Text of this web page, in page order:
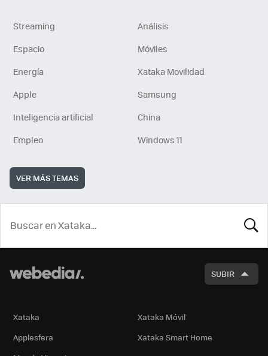
Streaming
Análisis
Espacio
Móviles
Energía
Xataka Movilidad
Apple
Samsung
Inteligencia artificial
China
Empleo
Windows 11
VER MÁS TEMAS
SUBIR
Xataka
Xataka Móvil
Applesfera
Xataka Smart Home